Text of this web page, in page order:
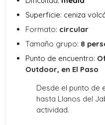
Superficie: ceniza volc
Formato: circular
Tamaño grupo: 8
Punto de encuentro:
Outdoor, en El Paso
Desde el punto de
hasta Llanos del
actividad.